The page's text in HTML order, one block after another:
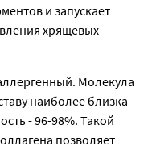
и запускает
хрящевых
Молекула
наиболее близка
- 96-98%. Такой
позволяет